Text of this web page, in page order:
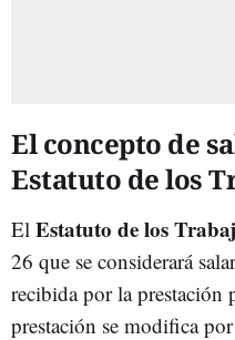
El concepto de
Estatuto de los
El Estatuto de los
26 que se considerará
recibida por la prestación
prestación se modifica